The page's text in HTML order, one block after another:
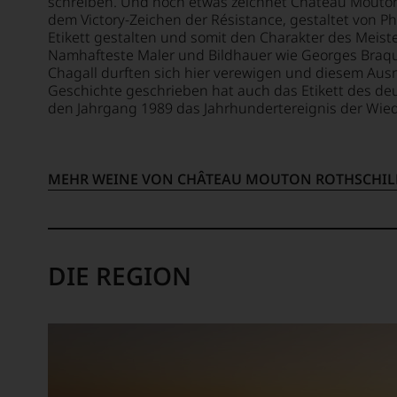
uns
nicht
mehr.
Wir
haben
Der
sich
als
und
schuf
den
dem Victory-Zeichen der Résistance, gestaltet von
Etikett gestalten und somit den Charakter des
Namhafteste Maler und Bildhauer wie Georges
Chagall durften sich hier verewigen und diesem
Geschichte geschrieben hat auch das Etikett des
den Jahrgang 1989 das Jahrhundertereignis der
MEHR WEINE VON CHÂTEAU MOUTON
DIE REGION